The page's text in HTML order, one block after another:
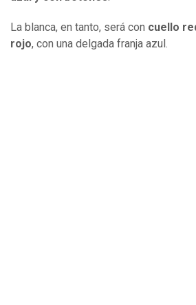
La blanca, en tanto, será con cuello
rojo, con una delgada franja azul.